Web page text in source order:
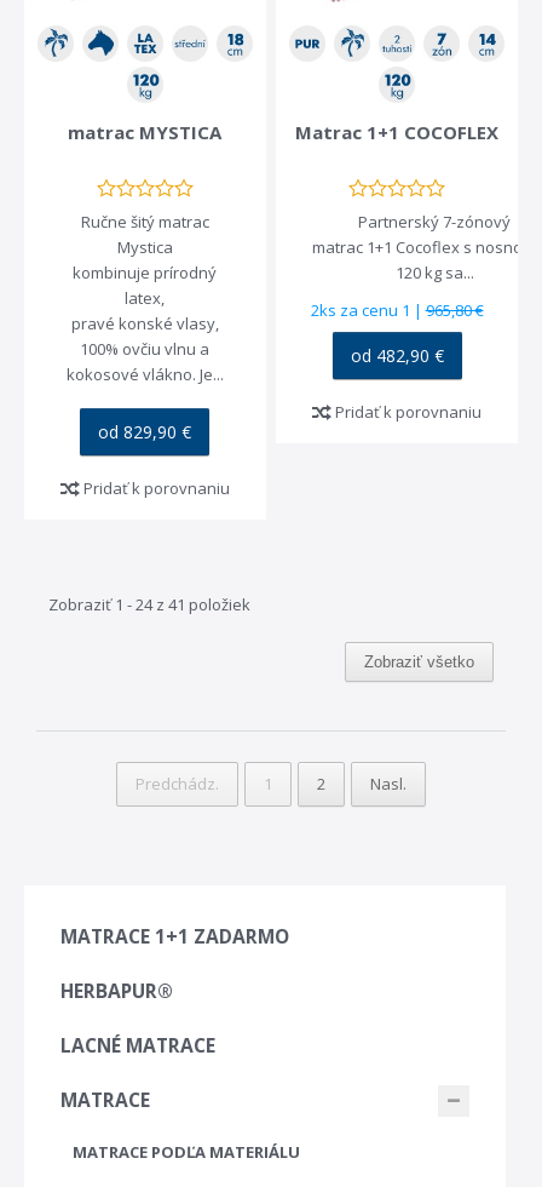
matrac MYSTICA
Ručne šitý matrac
Mystica
kombinuje prírodný
latex,
pravé konské vlasy,
100% ovčiu vlnu a
kokosové vlákno. Je...
od 829,90 €
Pridať k porovnaniu
Matrac 1+1 COCOFLEX
Partnerský 7-zónový
matrac 1+1 Cocoflex s
120 kg sa...
2ks za cenu 1 |965,80 €
od 482,90 €
Pridať k porovnaniu
Zobraziť 1 - 24 z 41 položiek
Zobraziť všetko
Predchádz. 1 2 Nasl.
MATRACE 1+1 ZADARMO
HERBAPUR®
LACNÉ MATRACE
MATRACE
MATRACE PODĽA MATERIÁLU